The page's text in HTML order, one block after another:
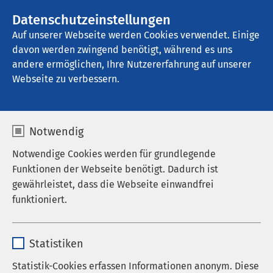
Datenschutzeinstellungen
Auf unserer Webseite werden Cookies verwendet. Einige
davon werden zwingend benötigt, während es uns
andere ermöglichen, Ihre Nutzererfahrung auf unserer
Webseite zu verbessern.
Notwendig
Notwendige Cookies werden für grundlegende
Funktionen der Webseite benötigt. Dadurch ist
gewährleistet, dass die Webseite einwandfrei
funktioniert.
Anbieter sgalinski
Statistiken
Statistik-Cookies erfassen Informationen anonym. Diese
Startseite der AMEOS Gruppe Aktuelles Nachrichten